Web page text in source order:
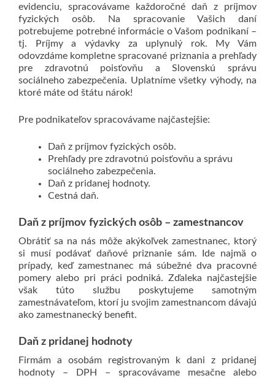
evidenciu, spracovávame každoročné daň z príjmov
fyzických osôb.
Na spracovanie Vašich daní
potrebujeme potrebné informácie o Vašom podnikaní –
tj. Príjmy a výdavky za uplynulý rok.
My Vám
odovzdáme kompletne spracované priznania a prehľady
pre zdravotnú poisťovňu a Slovenskú správu
sociálneho zabezpečenia. Uplatníme všetky výhody, na
ktoré máte od štátu nárok!
Pre podnikateľov spracovávame najčastejšie:
Daň z príjmov fyzických osôb.
Prehľady pre zdravotnú poisťovňu a správu
sociálneho zabezpečenia.
Daň z pridanej hodnoty.
Cestná daň.
Daň z príjmov fyzických osôb – zamestnancov
Obrátiť sa na nás môže akýkoľvek zamestnanec, ktorý
si musí podávať daňové priznanie sám.
Ide najmä o
prípady, keď zamestnanec má súbežné dva pracovné
pomery alebo pri práci podniká. Zďaleka najčastejšie
však túto službu poskytujeme samotným
zamestnávateľom, ktorí ju svojim zamestnancom dávajú
ako zamestnanecký benefit.
Daň z pridanej hodnoty
Firmám a osobám registrovaným k dani z pridanej
hodnoty – DPH – spracovávame mesačne alebo